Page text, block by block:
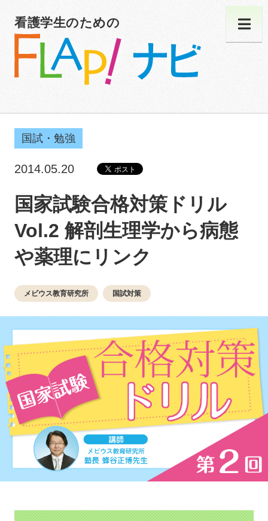
看護学生のための
国試・勉強
2014.05.20
国家試験合格対策ドリル
Vol.2 解剖生理学から病態
や薬理にリンク
メビウス教育研究所 国試対策